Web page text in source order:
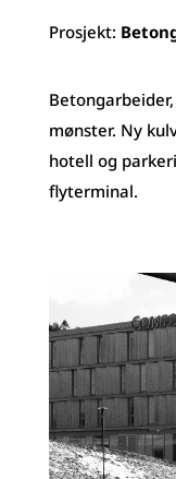
Prosjekt:
mønster. Ny
hotell og
flyterminal.